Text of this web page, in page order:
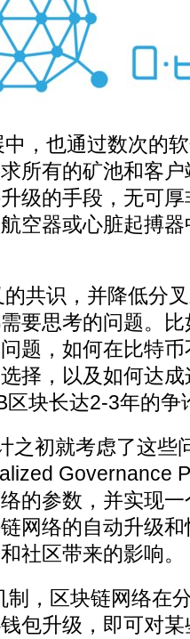
，也通过数次的
所有的矿池和客
级的手段，无可
空器或心脏起搏
共识，并降低分
要思考的问题。
题，如何在比特
择，以及如何达
区块长达2-3年的争
之初就考虑了这些
Governance
的参数，并实现
网络的自动升级
社区带来的影响。
制，区块链网络在
包升级，即可对